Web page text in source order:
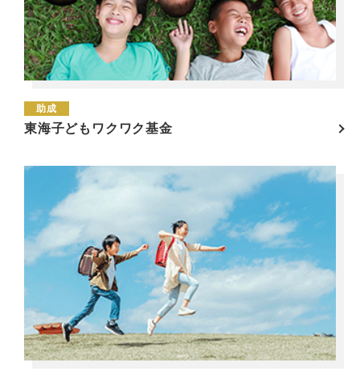
助成
東海子どもワクワク基金